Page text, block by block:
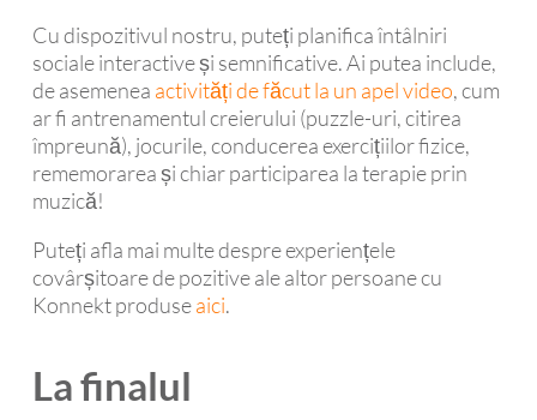
Cu dispozitivul nostru, puteți planifica întâlniri
sociale interactive și semnificative. Ai putea include,
de asemenea activități de făcut la un apel video, cum
ar fi antrenamentul creierului (puzzle-uri, citirea
împreună), jocurile, conducerea exercițiilor fizice,
rememorarea și chiar participarea la terapie prin
muzică!
Puteți afla mai multe despre experiențele
covârșitoare de pozitive ale altor persoane cu
Konnekt produseaici.
La finalul